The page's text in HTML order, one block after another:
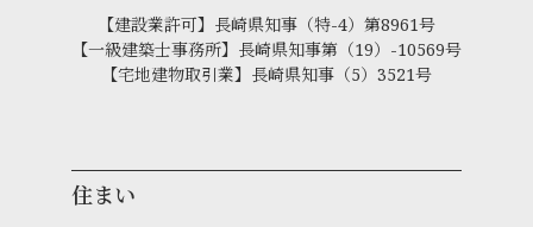
【建設業許可】長崎県知事（特-4）第8961号
【一級建築士事務所】長崎県知事第（19）-10569号
【宅地建物取引業】長崎県知事（5）3521号
住まい